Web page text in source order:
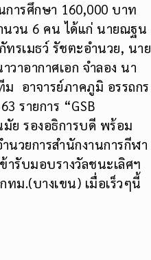
การศึกษา 160,000 บาท
วน 6 คน ได้แก่ นายณฐน
เมธว์ รัชตะอำนวย, นาย
าอากาศเอก จำลอง นา
อาจารย์ภาคภูมิ อรรถกร
รายการ “GSB
มัย รองอธิการบดี พร้อม
นวยการสำนักงานการกีฬา
รับมอบรางวัลชนะเลิศฯ
ม.(บางเขน) เมื่อเร็วๆนี้